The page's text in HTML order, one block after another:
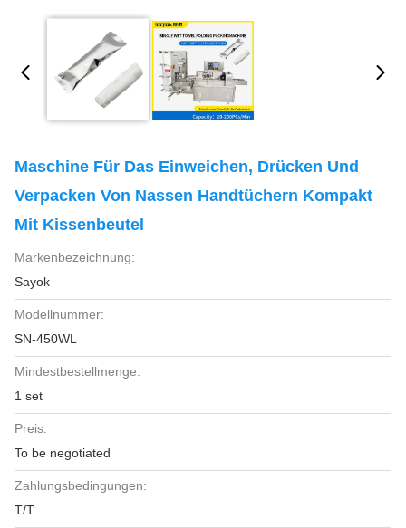
Maschine Für Das Einweichen, Drücken Und
Verpacken Von Nassen Handtüchern Kompakt
Mit Kissenbeutel
Markenbezeichnung:
Sayok
Modellnummer:
SN-450WL
Mindestbestellmenge:
1 set
Preis:
To be negotiated
Zahlungsbedingungen:
T/T